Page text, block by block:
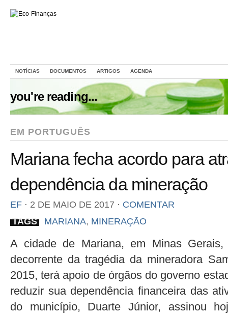
NOTÍCIAS DOCUMENTOS ARTIGOS AGENDA
you're reading...
EM PORTUGUÊS
Mariana fecha acordo para
dependência da mineração
EF ⋅ 2 DE MAIO DE 2017 ⋅ COMENTAR
TAGS
MARIANA, MINERAÇÃO
A cidade de Mariana, em Minas
decorrente da tragédia da mineradora
2015, terá apoio de órgãos do governo
reduzir sua dependência financeira das
do município, Duarte Júnior, assinou